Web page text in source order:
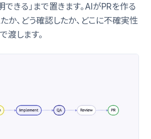
できる」まで置きます。AIがPRを作る
か、どう確認したか、どこに不確実性
渡します。